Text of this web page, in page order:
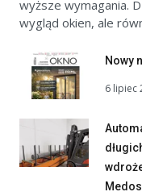
wyższe wymagania.
wygląd okien, ale
Nowy
6 lipiec